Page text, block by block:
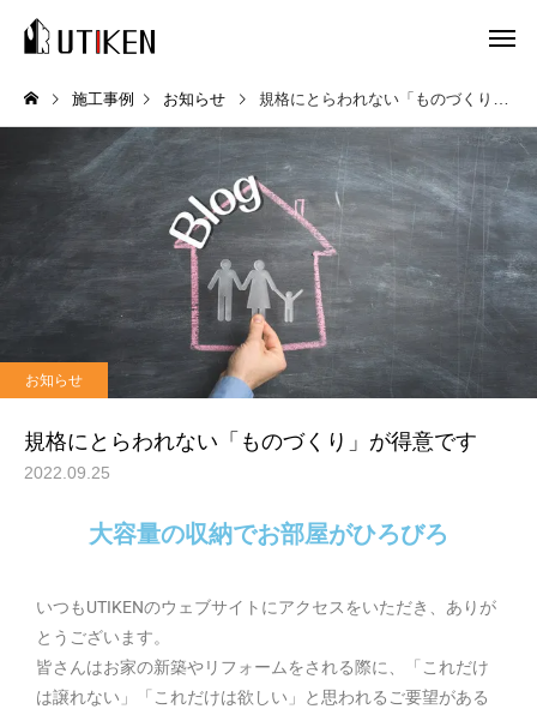
施工事例 お知らせ 規格にとらわれない「ものづくり」が得意です
お知らせ
規格にとらわれない「ものづくり」が得意です
2022.09.25
大容量の収納でお部屋がひろびろ
いつもUTIKENのウェブサイトにアクセスをいただき、ありが
とうございます。
皆さんはお家の新築やリフォームをされる際に、「これだけ
は譲れない」「これだけは欲しい」と思われるご要望がある